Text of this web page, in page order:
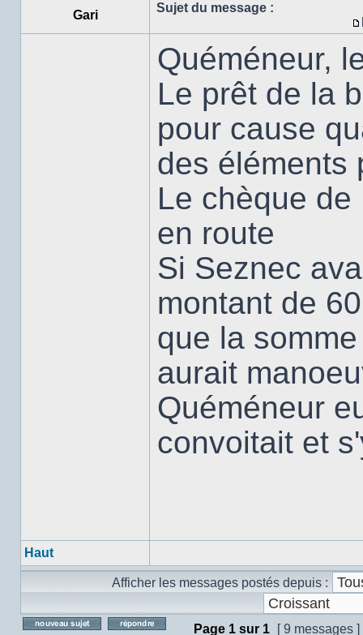
Gari
Sujet du message :
Quéméneur,
Le prêt de la
pour cause
des éléments
Le chèque
en route
Si Seznec
montant de
que la
aurait
Quéméneur
convoitait et
Haut
Afficher les messages postés depuis :
Page 1 sur 1 [ 9 messages ]